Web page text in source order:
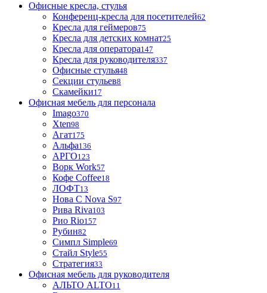
Офисные кресла, стулья
Конференц-кресла для посетителей62
Кресла для геймеров75
Кресла для детских комнат25
Кресла для оператора147
Кресла для руководителя337
Офисные стулья48
Секции стульев8
Скамейки17
Офисная мебель для персонала
Imago370
Xten98
Агат175
Альфа136
АРГО123
Ворк Work57
Кофе Coffee18
ЛОФТ13
Нова С Nova S97
Рива Riva103
Рио Rio157
Рубин82
Симпл Simple69
Стайл Style55
Стратегия33
Офисная мебель для руководителя
АЛЬТО ALTO11